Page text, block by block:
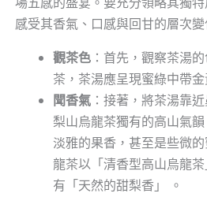
感受其香氣、口感與回甘的層次變
觀茶色：首先，觀察茶湯
茶，茶湯應呈現蜜綠中帶
聞香氣：接著，將茶湯靠
梨山烏龍茶獨有的高山氣
淡雅的果香，甚至是些微
龍茶以「清香型高山烏龍
有「天然的甜梨香」 。